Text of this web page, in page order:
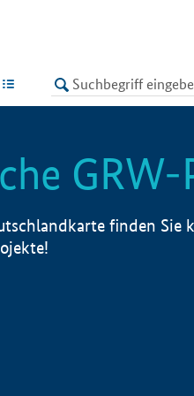
LISTE
finden Sie